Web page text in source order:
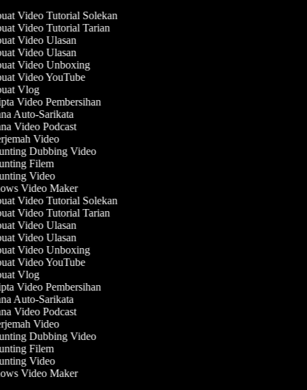
Video Tutorial Solekan
Video Tutorial Tarian
Video Ulasan
Video Ulasan
Video Unboxing
Video YouTube
Vlog
Video Pembersihan
Auto-Sarikata
Video Podcast
Video
Dubbing Video
Filem
Video
Video Maker
Video Tutorial Solekan
Video Tutorial Tarian
Video Ulasan
Video Ulasan
Video Unboxing
Video YouTube
Vlog
Video Pembersihan
Auto-Sarikata
Video Podcast
Video
Dubbing Video
Filem
Video
Video Maker